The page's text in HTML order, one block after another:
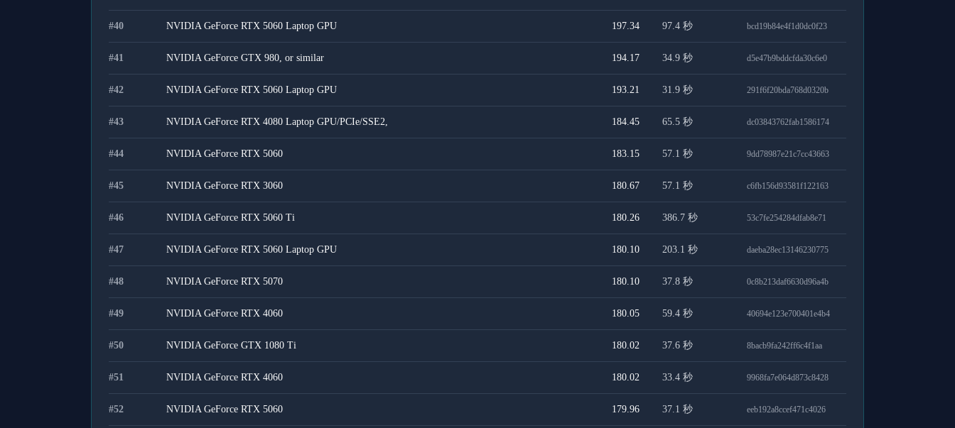
#40 NVIDIA GeForce RTX 5060 Laptop GPU 197.34 97.4 秒 bcd19b84e4f1d0dc0f23
#41 NVIDIA GeForce GTX 980, or similar 194.17 34.9 秒 d5e47b9bddcfda30c6e0
#42 NVIDIA GeForce RTX 5060 Laptop GPU 193.21 31.9 秒 291f6f20bda768d0320b
#43 NVIDIA GeForce RTX 4080 Laptop GPU/PCIe/SSE2, 184.45 65.5 秒 dc03843762fab1586174
#44 NVIDIA GeForce RTX 5060 183.15 57.1 秒 9dd78987e21c7cc43663
#45 NVIDIA GeForce RTX 3060 180.67 57.1 秒 c6fb156d93581f122163
#46 NVIDIA GeForce RTX 5060 Ti 180.26 386.7 秒 53c7fe254284dfab8e71
#47 NVIDIA GeForce RTX 5060 Laptop GPU 180.10 203.1 秒 daeba28ec13146230775
#48 NVIDIA GeForce RTX 5070 180.10 37.8 秒 0c8b213daf6630d96a4b
#49 NVIDIA GeForce RTX 4060 180.05 59.4 秒 40694e123e700401e4b4
#50 NVIDIA GeForce GTX 1080 Ti 180.02 37.6 秒 8bacb9fa242ff6c4f1aa
#51 NVIDIA GeForce RTX 4060 180.02 33.4 秒 9968fa7e064d873c8428
#52 NVIDIA GeForce RTX 5060 179.96 37.1 秒 eeb192a8ccef471c4026